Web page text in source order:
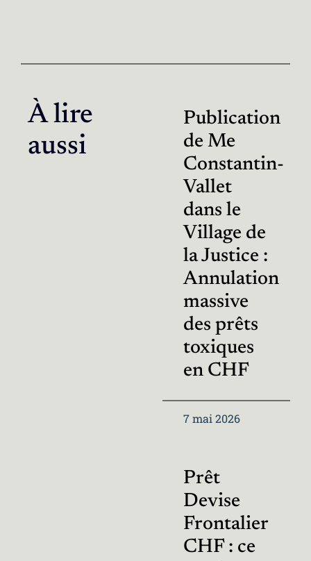
À lire
aussi
Publication
de Me
Constantin-
Vallet
dans le
Village de
la Justice :
Annulation
massive
des prêts
toxiques
en CHF
7 mai 2026
Prêt
Devise
Frontalier
CHF : ce